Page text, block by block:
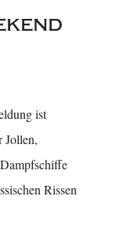
ist
Jollen,
Rissen